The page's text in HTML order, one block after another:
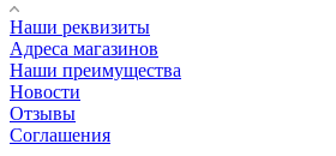
Наши реквизиты
Адреса магазинов
Наши преимущества
Новости
Отзывы
Соглашения